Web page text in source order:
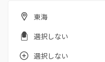
東海
選択しない
選択しない